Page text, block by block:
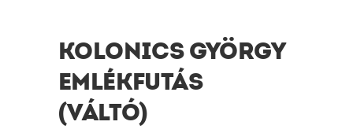
KOLONICS GYÖRGY
EMLÉKFUTÁS
(VÁLTÓ)